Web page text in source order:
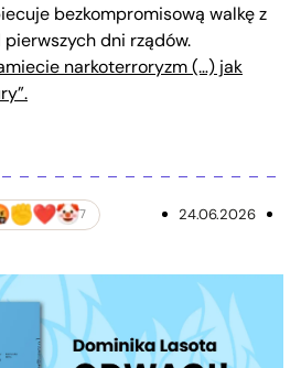
bezkompromisową walkę z
dni rządów.
narkoterroryzm (…) jak
.
7 24.06.2026